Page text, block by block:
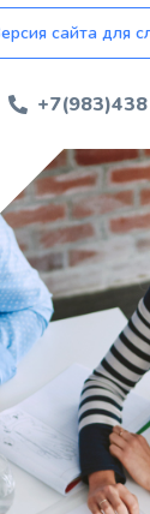
сайта для